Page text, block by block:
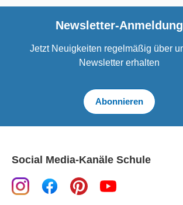
Newsletter-Anmeldung
Jetzt Neuigkeiten regelmäßig über
Newsletter erhalten
Abonnieren
Social Media-Kanäle Schule